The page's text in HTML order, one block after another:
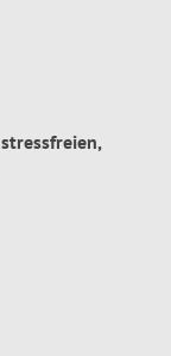
stressfreien,